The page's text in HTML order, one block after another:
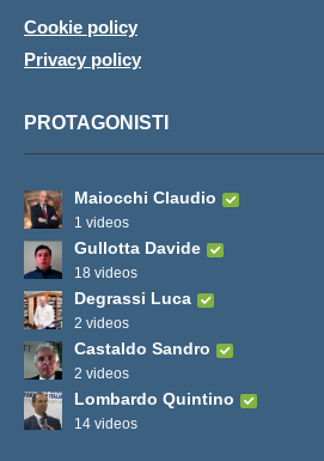
Cookie policy
Privacy policy
PROTAGONISTI
Maiocchi Claudio
1 videos
Gullotta Davide
18 videos
Degrassi Luca
2 videos
Castaldo Sandro
2 videos
Lombardo Quintino
14 videos